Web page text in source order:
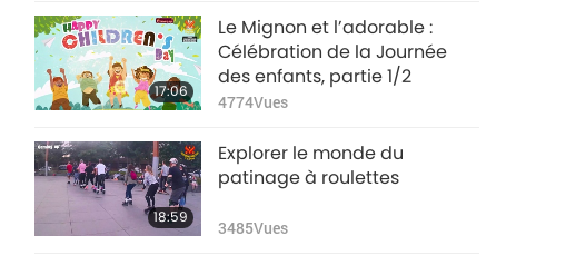
17:06
Le Mignon et l’adorable :
Célébration de la Journée
des enfants, partie 1/2
4774Vues
18:59
Explorer le monde du
patinage à roulettes
3485Vues